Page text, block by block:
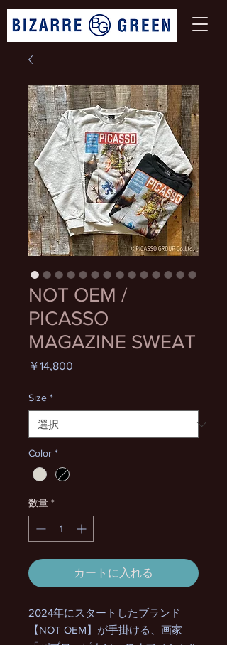
NOT OEM /
PICASSO
MAGAZINE SWEAT
￥14,800
Size *
Color *
数量 *
カートに入れる
2024年にスタートしたブランド
【NOT OEM】が手掛ける、画家